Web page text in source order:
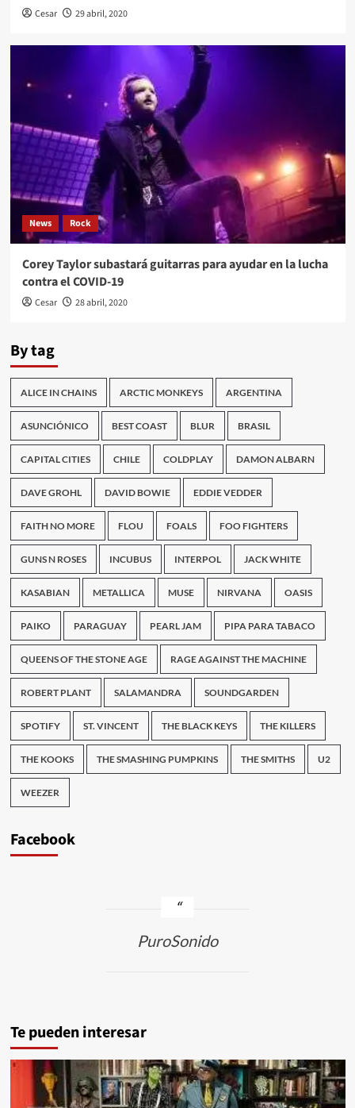
Cesar 29 abril, 2020
News Rock
Corey Taylor subastará guitarras para ayudar en la lucha
contra el COVID-19
Cesar 28 abril, 2020
By tag
ALICE IN CHAINS ARCTIC MONKEYS ARGENTINA
ASUNCIÓNICO BEST COAST BLUR BRASIL
CAPITAL CITIES CHILE COLDPLAY DAMON ALBARN
DAVE GROHL DAVID BOWIE EDDIE VEDDER
FAITH NO MORE FLOU FOALS FOO FIGHTERS
GUNS N ROSES INCUBUS INTERPOL JACK WHITE
KASABIAN METALLICA MUSE NIRVANA OASIS
PAIKO PARAGUAY PEARL JAM PIPA PARA TABACO
QUEENS OF THE STONE AGE RAGE AGAINST THE MACHINE
ROBERT PLANT SALAMANDRA SOUNDGARDEN
SPOTIFY ST. VINCENT THE BLACK KEYS THE KILLERS
THE KOOKS THE SMASHING PUMPKINS THE SMITHS U2
WEEZER
Facebook
PuroSonido
Te pueden interesar